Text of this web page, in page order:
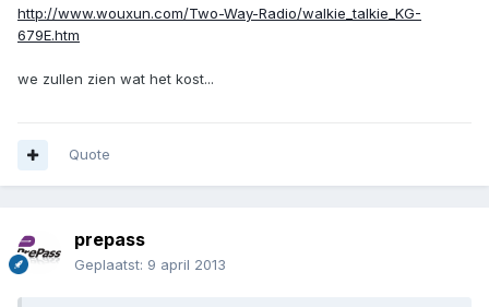
http://www.wouxun.com/Two-Way-Radio/walkie_talkie_KG-
679E.htm
we zullen zien wat het kost...
Quote
prepass
Geplaatst: 9 april 2013